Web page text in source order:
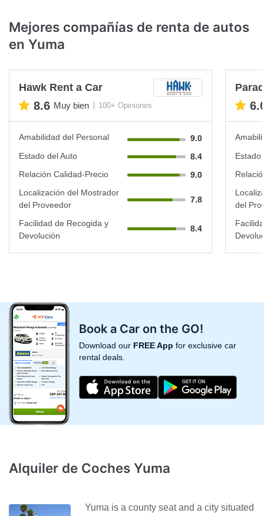
Mejores compañías de renta de autos
en Yuma
Hawk Rent a Car
8.6 Muy bien 100+ Opiniones
Amabilidad del Personal
9.0
Estado del Auto
8.4
Relación Calidad-Precio
9.0
Localización del Mostrador
del Proveedor
7.8
Facilidad de Recogida y
Devolución
8.4
Estado
del
Book a Car on the GO!
Download our FREE App for exclusive car
rental deals.
Alquiler de Coches Yuma
Yuma is a county seat and a city situated